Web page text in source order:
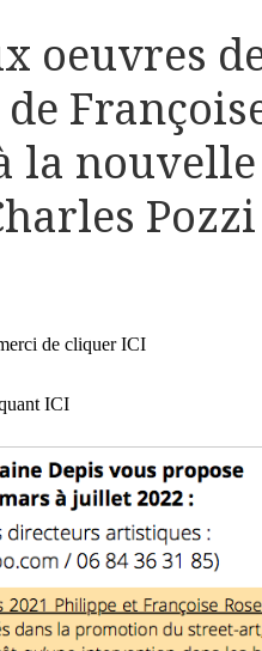
oeuvres
la nouvelle
de cliquer ICI
ICI